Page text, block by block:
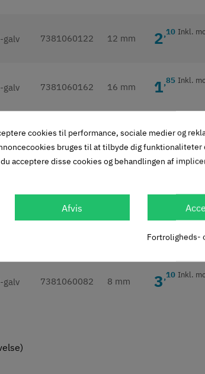
7381060122 12 mm 2,10 Inkl.
7381060162 16 mm 1,85 Inkl.
7381060202 20 mm 2,10 Inkl.
5
7381060082 8 mm 3,10 Inkl.
cookies til performance, sociale medier og
bruges til at tilbyde dig funktionaliteter
acceptere disse cookies og behandlingen af
Afvis
Fortroligheds-